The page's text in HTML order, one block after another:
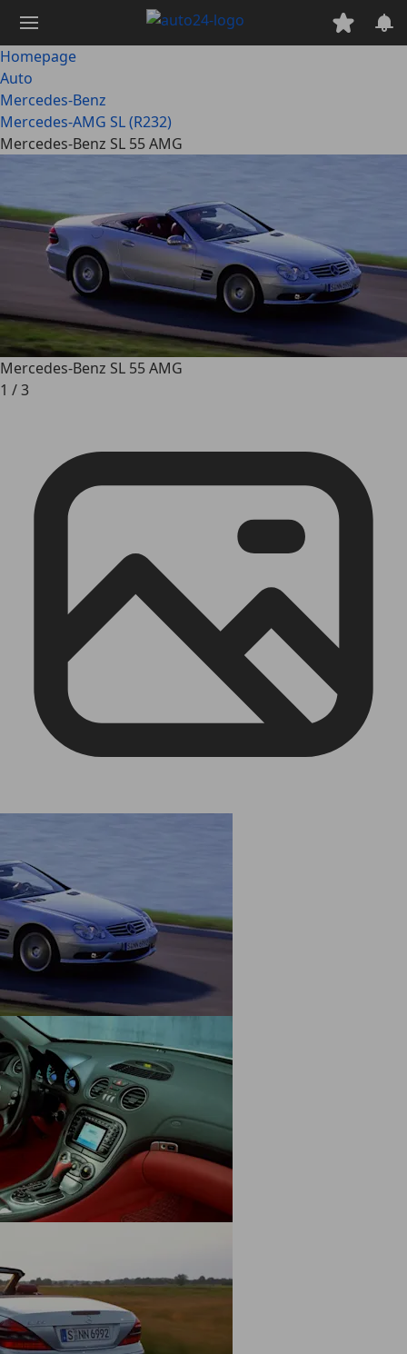
naar
hoofdinhoud
Homepage
Auto
Mercedes-Benz
Mercedes-AMG SL (R232)
Mercedes-Benz SL 55 AMG
Mercedes-Benz SL 55 AMG
1 /3